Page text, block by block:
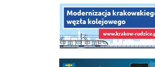
link do opisu projektu budowy linii
link do opisu aplikacji - BLISKO, Gmina